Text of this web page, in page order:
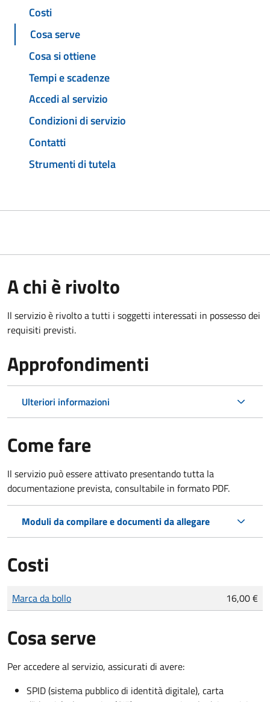
Costi
Cosa serve
Cosa si ottiene
Tempi e scadenze
Accedi al servizio
Condizioni di servizio
Contatti
Strumenti di tutela
A chi è rivolto
Il servizio è rivolto a tutti i soggetti interessati in possesso dei
requisiti previsti.
Approfondimenti
Ulteriori informazioni
Come fare
Il servizio può essere attivato presentando tutta la
documentazione prevista, consultabile in formato PDF.
Moduli da compilare e documenti da allegare
Costi
Tipo di pagamento
Importo
Marca da bollo 16,00 €
Cosa serve
Per accedere al servizio, assicurati di avere:
SPID (sistema pubblico di identità digitale), carta